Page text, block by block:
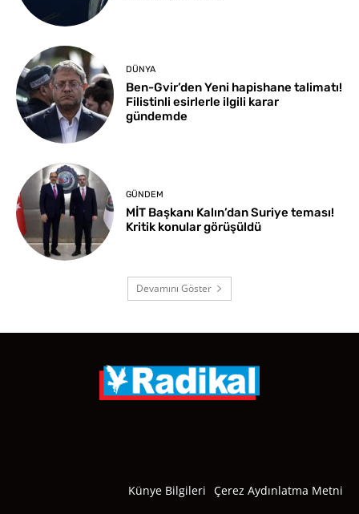
DÜNYA
Ben-Gvir’den Yeni hapishane talimatı!
Filistinli esirlerle ilgili karar
gündemde
GÜNDEM
MİT Başkanı Kalın’dan Suriye teması!
Kritik konular görüşüldü
Devamını Göster
Künye Bilgileri Çerez Aydınlatma Metni